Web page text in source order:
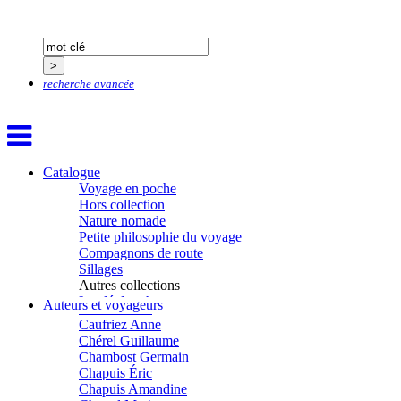
recherche avancée
Catalogue
Voyage en poche
Hors collection
Nature nomade
Petite philosophie du voyage
Compagnons de route
Sillages
Autres collections
La clé des champs
Chemins d’étoiles
Visions
Auteurs et voyageurs
Boudart Jean-Louis
Bougault Laurence
Bourgault Pierrick
Buiron Daphné
Busquet Gérard
Cagnat René
Calonne Marc-Antoine
Calvez Tangi
Cann Typhaine
Carbonnaux Stéphan
Caritey Rémi
Carrau Noak
Caufriez Anne
Chérel Guillaume
Chambost Germain
Chapuis Éric
Chapuis Amandine